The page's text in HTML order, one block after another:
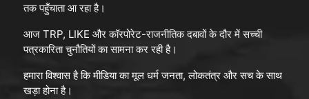
तक पहुँचाता आ रहा है।
आज TRP, LIKE और कॉरपोरेट-राजनीतिक दबावों के दौर में सच्ची
पत्रकारिता चुनौतियों का सामना कर रही है।
हमारा विश्वास है कि मीडिया का मूल धर्म जनता, लोकतंत्र और सच के साथ
खड़ा होना है।